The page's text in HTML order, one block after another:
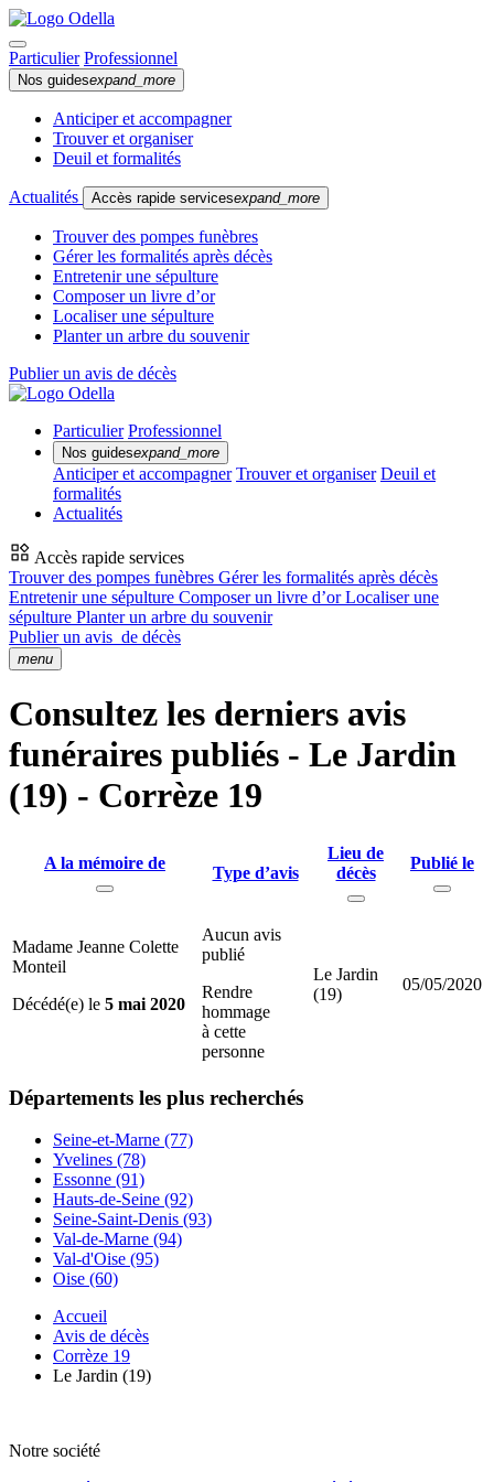
Particulier Professionnel
Nos guidesexpand_more
Anticiper et accompagner
Trouver et organiser
Deuil et formalités
Actualités Accès rapide servicesexpand_more
Trouver des pompes funèbres
Gérer les formalités après décès
Entretenir une sépulture
Composer un livre d’or
Localiser une sépulture
Planter un arbre du souvenir
Publier un avis de décès
Particulier Professionnel
Nos guidesexpand_more
Anticiper et accompagner Trouver et organiser Deuil et
formalités
Actualités
Accès rapide services
Trouver des pompes funèbres Gérer les formalités après décès
Entretenir une sépulture Composer un livre d’orLocaliser une
sépulture Planter un arbre du souvenir
Publier un avis de décès
menu
Consultez les derniers avis
funéraires publiés - Le Jardin
(19) - Corrèze 19
A la mémoire de
Type d’avis
Lieu de
décès
Publié le
Madame Jeanne Colette
Monteil
Décédé(e) le 5 mai 2020
Aucun avis
publié
Rendre
hommage
à cette
personne
Le Jardin
(19)
05/05/2020
Départements les plus recherchés
Seine-et-Marne (77)
Yvelines (78)
Essonne (91)
Hauts-de-Seine (92)
Seine-Saint-Denis (93)
Val-de-Marne (94)
Val-d'Oise (95)
Oise (60)
Accueil
Avis de décès
Corrèze 19
Le Jardin (19)
Notre société